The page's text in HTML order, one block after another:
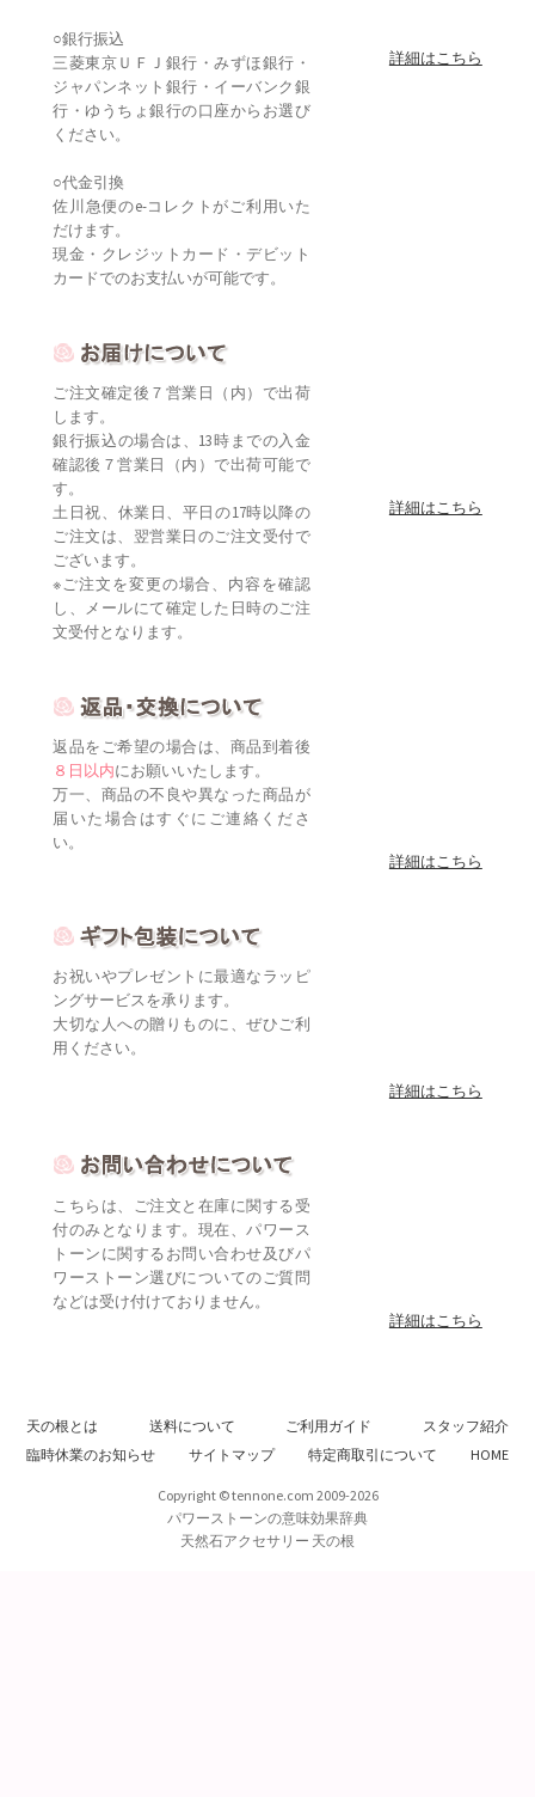
○銀行振込
三菱東京ＵＦＪ銀行・みずほ銀行・
ジャパンネット銀行・イーバンク銀
行・ゆうちょ銀行の口座からお選び
ください。
○代金引換
佐川急便のe-コレクトがご利用いた
だけます。
現金・クレジットカード・デビット
カードでのお支払いが可能です。
詳細はこちら
ご注文確定後７営業日（内）で出荷
します。
銀行振込の場合は、13時までの入金
確認後７営業日（内）で出荷可能で
す。
土日祝、休業日、平日の17時以降の
ご注文は、翌営業日のご注文受付で
ございます。
※ご注文を変更の場合、内容を確認
し、メールにて確定した日時のご注
文受付となります。
詳細はこちら
返品をご希望の場合は、商品到着後
８日以内にお願いいたします。
万一、商品の不良や異なった商品が
届いた場合はすぐにご連絡くださ
い。
詳細はこちら
お祝いやプレゼントに最適なラッピ
ングサービスを承ります。
大切な人への贈りものに、ぜひご利
用ください。
詳細はこちら
こちらは、ご注文と在庫に関する受
付のみとなります。現在、パワース
トーンに関するお問い合わせ及びパ
ワーストーン選びについてのご質問
などは受け付けておりません。
詳細はこちら
天の根とは 送料について ご利用ガイド
スタッフ紹介
臨時休業のお知らせ
サイトマップ 特定商取引について HOME
Copyright © tennone.com 2009-2026
パワーストーンの意味効果辞典
天然石アクセサリー 天の根